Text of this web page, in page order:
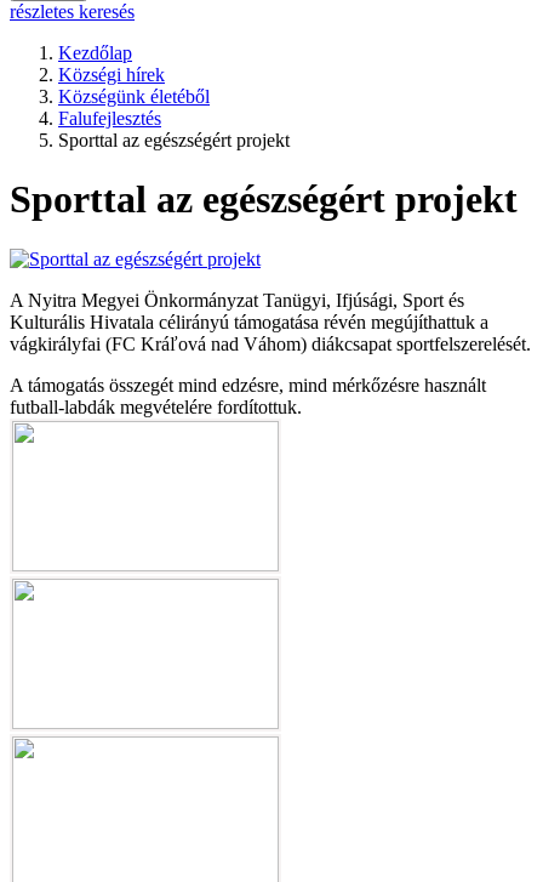
részletes keresés
Kezdőlap
Községi hírek
Községünk életéből
Falufejlesztés
Sporttal az egészségért projekt
Sporttal az egészségért projekt
A Nyitra Megyei Önkormányzat Tanügyi, Ifjúsági, Sport és
Kulturális Hivatala célirányú támogatása révén megújíthattuk a
vágkirályfai (FC Kráľová nad Váhom) diákcsapat sportfelszerelését.
A támogatás összegét mind edzésre, mind mérkőzésre használt
futball-labdák megvételére fordítottuk.